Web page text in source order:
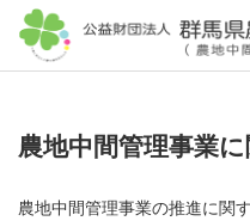
農地中間管理事業
農地中間管理事業の推進に関